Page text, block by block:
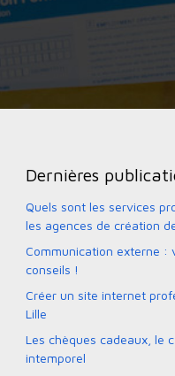
Dernières
Quels sont les services
les agences de création
Communication externe :
conseils !
Créer un site internet
Lille
Les chèques cadeaux, le
intemporel